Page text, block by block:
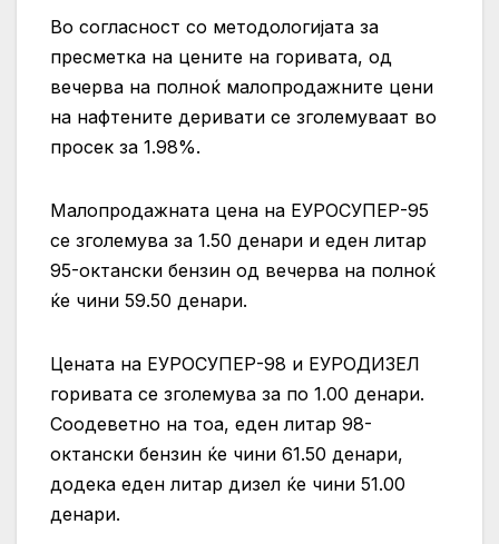
Во согласност со методологијата за
пресметка на цените на горивата, од
вечерва на полноќ малопродажните цени
на нафтените деривати се зголемуваат во
просек за 1.98%.
Малопродажната цена на ЕУРОСУПЕР-95
се зголемува за 1.50 денари и еден литар
95-октански бензин од вечерва на полноќ
ќе чини 59.50 денари.
Цената на ЕУРОСУПЕР-98 и ЕУРОДИЗЕЛ
горивата се зголемува за по 1.00 денари.
Соодеветно на тоа, еден литар 98-
октански бензин ќе чини 61.50 денари,
додека еден литар дизел ќе чини 51.00
денари.